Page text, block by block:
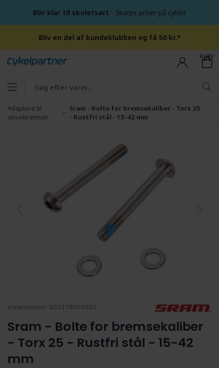
Bliv klar til skoletsart - Skarpe priser på cykler
Bliv en del af kundeklubben og få 50 kr.*
KURV
Adaptere til
skivebremser
Sram - Bolte for bremsekaliber - Torx 25
- Rustfri stål - 15-42 mm
Varenummer: 005318005002
Sram - Bolte for bremsekaliber
- Torx 25 - Rustfri stål - 15-42
mm